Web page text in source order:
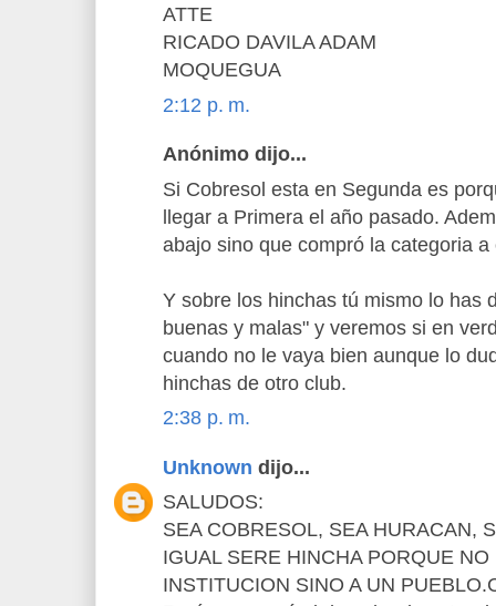
ATTE
RICADO DAVILA ADAM
MOQUEGUA
2:12 p. m.
Anónimo dijo...
Si Cobresol esta en Segunda es
llegar a Primera el año pasado.
abajo sino que compró la categoria
Y sobre los hinchas tú mismo lo has
buenas y malas" y veremos si en
cuando no le vaya bien aunque lo
hinchas de otro club.
2:38 p. m.
Unknown dijo...
SALUDOS:
SEA COBRESOL, SEA HURACAN,
IGUAL SERE HINCHA PORQUE
INSTITUCION SINO A UN